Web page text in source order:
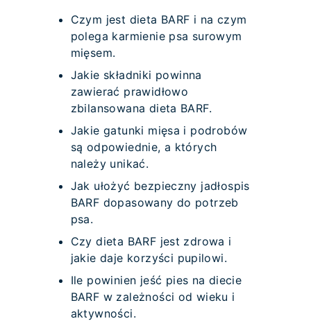
Czym jest dieta BARF i na czym
polega karmienie psa surowym
mięsem.
Jakie składniki powinna
zawierać prawidłowo
zbilansowana dieta BARF.
Jakie gatunki mięsa i podrobów
są odpowiednie, a których
należy unikać.
Jak ułożyć bezpieczny jadłospis
BARF dopasowany do potrzeb
psa.
Czy dieta BARF jest zdrowa i
jakie daje korzyści pupilowi.
Ile powinien jeść pies na diecie
BARF w zależności od wieku i
aktywności.